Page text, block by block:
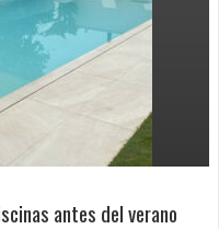
antes del verano